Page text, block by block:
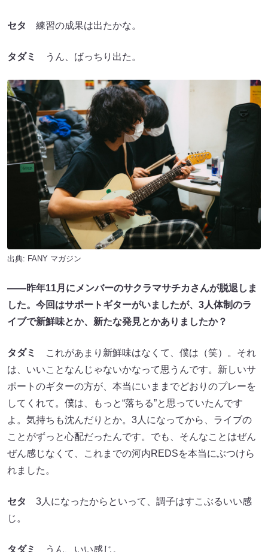
セタ 練習の成果は出たかな。
タダミ うん、ばっちり出た。
出典: FANY マガジン
――昨年11月にメンバーのサクラマサチカさんが脱退しま
した。今回はサポートギターがいましたが、3人体制のラ
イブで新鮮味とか、新たな発見とかありましたか？
タダミ
これがあまり新鮮味はなくて、僕は（笑）。それ
は、いいことなんじゃないかなって思うんです。新しいサ
ポートのギターの方が、本当にいままでどおりのプレーを
してくれて。僕は、もっと“落ちる”と思っていたんです
よ。気持ちも沈んだりとか。3人になってから、ライブの
ことがずっと心配だったんです。でも、そんなことはぜん
ぜん感じなくて、これまでの河内REDSを本当にぶつけら
れました。
セタ
3人になったからといって、調子はすこぶるいい感
じ。
タダミ うん、いい感じ。